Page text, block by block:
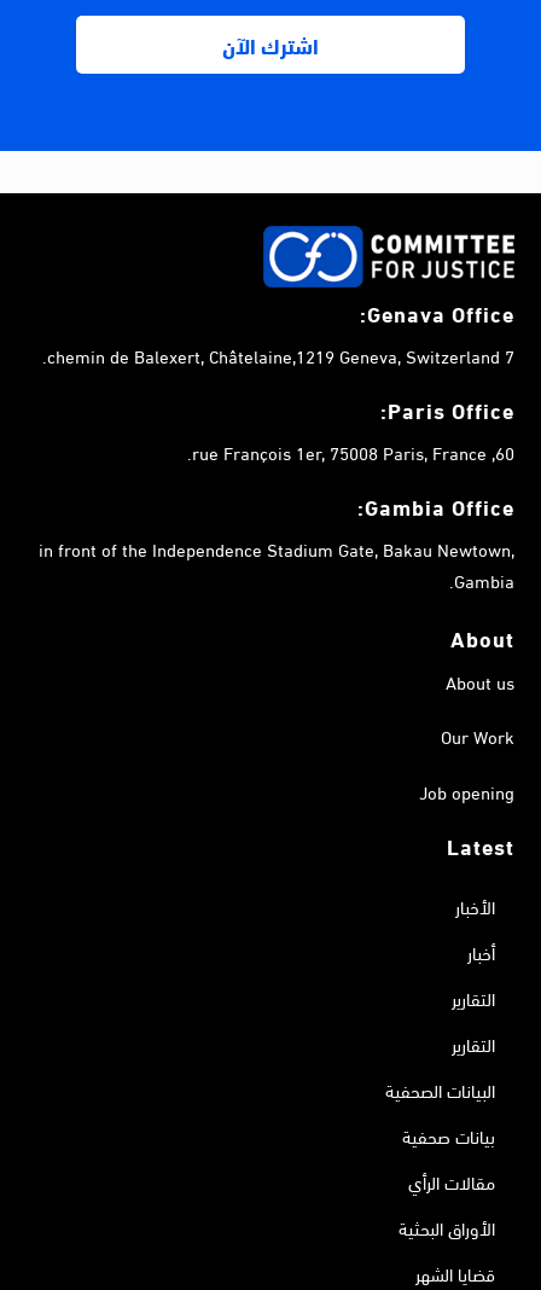
Genava Office:
7 chemin de Balexert, Châtelaine,1219 Geneva, Switzerland.
Paris Office:
60, rue François 1er, 75008 Paris, France.
Gambia Office:
in front of the Independence Stadium Gate, Bakau Newtown,
Gambia.
About
About us
Our Work
Job opening
Latest
الأخبار
أخبار
التقارير
التقارير
البيانات الصحفية
بيانات صحفية
مقالات الرأي
الأوراق البحثية
قضايا الشهر